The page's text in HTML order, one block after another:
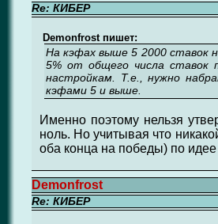
Re: КИБЕР
Demonfrost пишет:
На кэфах выше 5 2000 ставок
5% от общего числа ставок
настройкам. Т.е., нужно
кэфами 5 и выше.
Именно поэтому нельзя
ноль. Но учитывая что
оба конца на победы) по
Demonfrost
Re: КИБЕР